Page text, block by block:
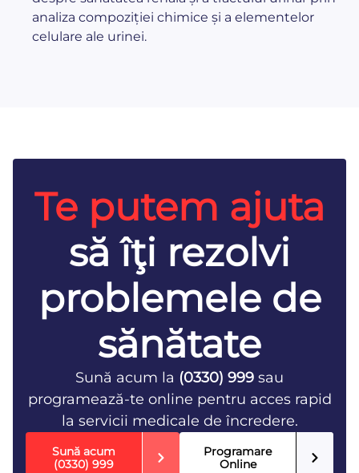
analiza compoziției chimice și a elementelor
celulare ale urinei.
Te putem ajuta
să îţi rezolvi
problemele de
sănătate
Sună acum la (0330) 999 sau
programează-te online pentru acces rapid
la servicii medicale de încredere.
Sună acum
(0330) 999
Programare
Online